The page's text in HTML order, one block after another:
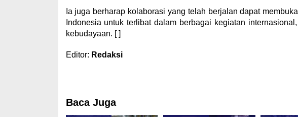
Ia juga berharap kolaborasi yang telah berjalan dapat
Indonesia untuk terlibat dalam berbagai kegiatan
kebudayaan. [ ]
Editor: Redaksi
Baca Juga